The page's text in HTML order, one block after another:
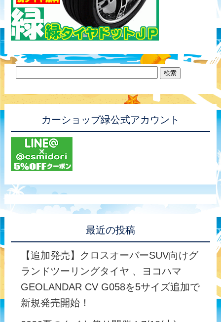
カーショップ緑公式アカウント
最近の投稿
【追加発売】クロスオーバーSUV向けグ
ランドツーリングタイヤ 、ヨコハマ
GEOLANDAR CV G058を5サイズ追加で
新規発売開始！